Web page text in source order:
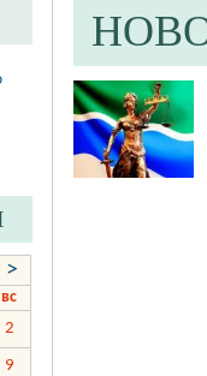
>
вс
2
9